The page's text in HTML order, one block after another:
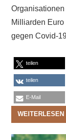
Milliarden Euro
gegen Covid-
teilen
teilen
E-Mail
WEITERLESEN